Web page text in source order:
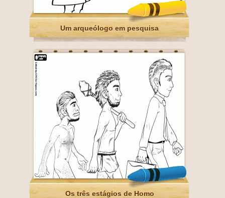
Um arqueólogo em pesquisa
Os três estágios de Homo